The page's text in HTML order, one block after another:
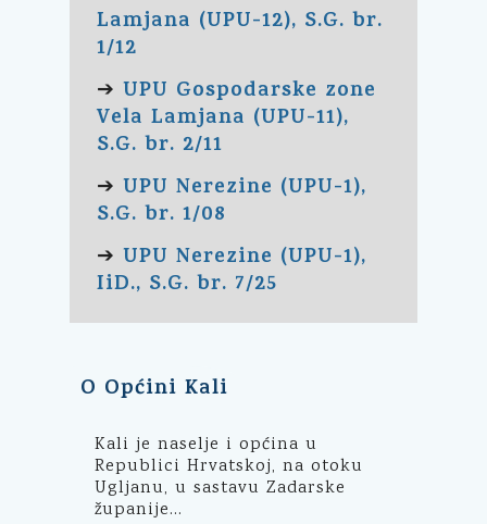
Lamjana (UPU-12), S.G. br.
1/12
➔ UPU Gospodarske zone
Vela Lamjana (UPU-11),
S.G. br. 2/11
➔ UPU Nerezine (UPU-1),
S.G. br. 1/08
➔ UPU Nerezine (UPU-1),
IiD., S.G. br. 7/25
O Općini Kali
Kali je naselje i općina u
Republici Hrvatskoj, na otoku
Ugljanu, u sastavu Zadarske
županije...